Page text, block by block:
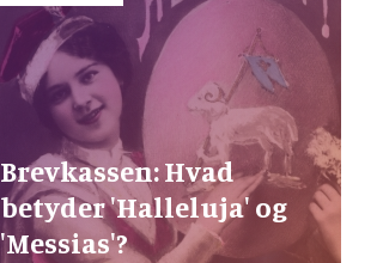
Brevkassen: Hvad
betyder 'Halleluja' og
'Messias'?